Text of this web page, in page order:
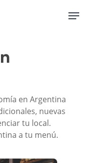
en Argentina
nuevas
tu local.
a tu menú.